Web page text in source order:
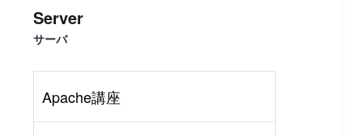
Server
サーバ
Apache講座